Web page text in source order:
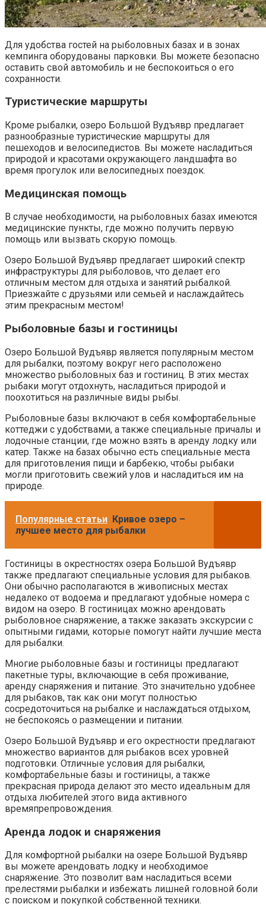
Для удобства гостей на рыболовных базах и в зонах
кемпинга оборудованы парковки. Вы можете безопасно
оставить свой автомобиль и не беспокоиться о его
сохранности.
Туристические маршруты
Кроме рыбалки, озеро Большой Вудъявр предлагает
разнообразные туристические маршруты для
пешеходов и велосипедистов. Вы можете насладиться
природой и красотами окружающего ландшафта во
время прогулок или велосипедных поездок.
Медицинская помощь
В случае необходимости, на рыболовных базах имеются
медицинские пункты, где можно получить первую
помощь или вызвать скорую помощь.
Озеро Большой Вудъявр предлагает широкий спектр
инфраструктуры для рыболовов, что делает его
отличным местом для отдыха и занятий рыбалкой.
Приезжайте с друзьями или семьей и наслаждайтесь
этим прекрасным местом!
Рыболовные базы и гостиницы
Озеро Большой Вудъявр является популярным местом
для рыбалки, поэтому вокруг него расположено
множество рыболовных баз и гостиниц. В этих местах
рыбаки могут отдохнуть, насладиться природой и
поохотиться на различные виды рыбы.
Рыболовные базы включают в себя комфортабельные
коттеджи с удобствами, а также специальные причалы и
лодочные станции, где можно взять в аренду лодку или
катер. Также на базах обычно есть специальные места
для приготовления пищи и барбекю, чтобы рыбаки
могли приготовить свежий улов и насладиться им на
природе.
Популярные статьи Кривое озеро –
лучшее место для рыбалки
Гостиницы в окрестностях озера Большой Вудъявр
также предлагают специальные условия для рыбаков.
Они обычно располагаются в живописных местах
недалеко от водоема и предлагают удобные номера с
видом на озеро. В гостиницах можно арендовать
рыболовное снаряжение, а также заказать экскурсии с
опытными гидами, которые помогут найти лучшие места
для рыбалки.
Многие рыболовные базы и гостиницы предлагают
пакетные туры, включающие в себя проживание,
аренду снаряжения и питание. Это значительно удобнее
для рыбаков, так как они могут полностью
сосредоточиться на рыбалке и наслаждаться отдыхом,
не беспокоясь о размещении и питании.
Озеро Большой Вудъявр и его окрестности предлагают
множество вариантов для рыбаков всех уровней
подготовки. Отличные условия для рыбалки,
комфортабельные базы и гостиницы, а также
прекрасная природа делают это место идеальным для
отдыха любителей этого вида активного
времяпрепровождения.
Аренда лодок и снаряжения
Для комфортной рыбалки на озере Большой Вудъявр
вы можете арендовать лодку и необходимое
снаряжение. Это позволит вам насладиться всеми
прелестями рыбалки и избежать лишней головной боли
с поиском и покупкой собственной техники.